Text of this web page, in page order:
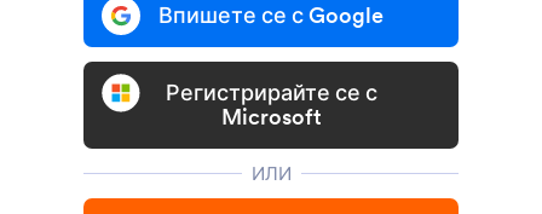
Впишете се с Google
Регистрирайте се с
Microsoft
ИЛИ